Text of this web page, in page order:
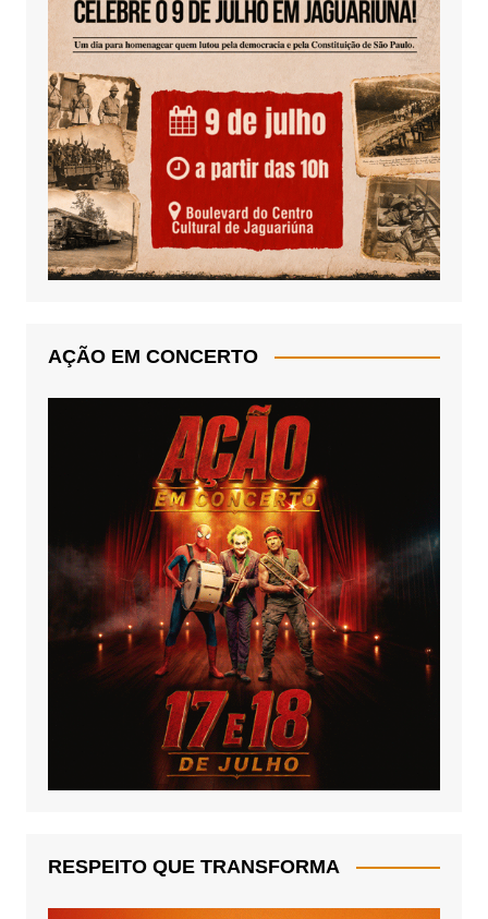
AÇÃO EM CONCERTO
RESPEITO QUE TRANSFORMA